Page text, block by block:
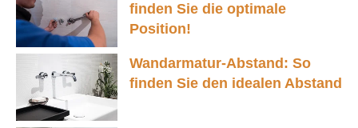
finden Sie die optimale
Position!
Wandarmatur-Abstand: So
finden Sie den idealen Abstand